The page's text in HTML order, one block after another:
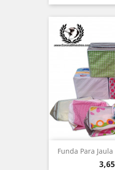
Funda Para